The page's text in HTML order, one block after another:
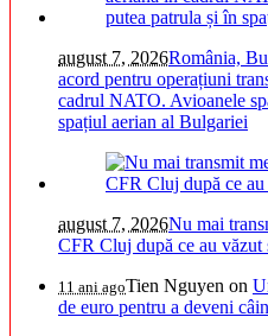
august 7, 2026România,
acord pentru operațiuni
cadrul NATO. Avioanele
spațiul aerian al Bulgariei
august 7, 2026Nu mai
CFR Cluj după ce au
11 ani agoTien Nguyen on
de euro pentru a deveni